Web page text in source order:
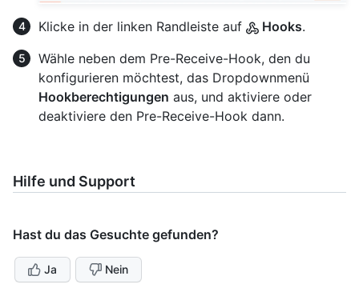
Klicke in der linken Randleiste auf Hooks.
Wähle neben dem Pre-Receive-Hook, den du
konfigurieren möchtest, das Dropdownmenü
Hookberechtigungen aus, und aktiviere oder
deaktiviere den Pre-Receive-Hook dann.
Hilfe und Support
Hast du das Gesuchte gefunden?
Ja Nein